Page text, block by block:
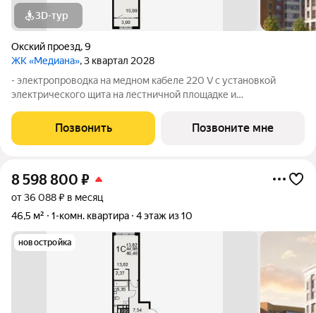
3D-тур
Окский проезд,9
ЖК «Медиана», 3 квартал 2028
- электропроводка на медном кабеле 220 V с установкой
электрического щита на лестничной площадке и
стен, кроме стен лоджий, откосов дверных и оконных
проемов, ниш прохождения стояков
Позвонить Позвоните мне
8 598 800 ₽
от 36 088 ₽ в месяц
46,5 м²
1-комн. квартира 4 этаж из 10
новостройка